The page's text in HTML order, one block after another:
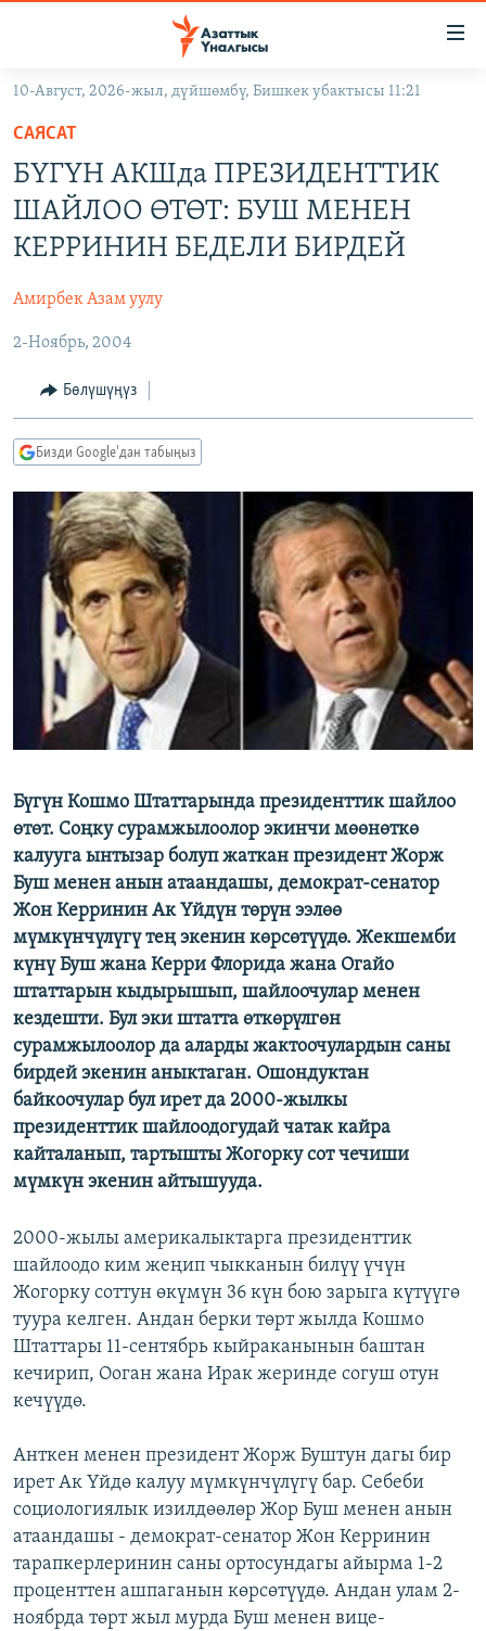
Навигацияга
өтүңүз
Издөөгө
салыңызКЫРГЫЗСТАН
САЯСАТ
МАДАНИЯТ
ДҮЙНӨ
ДҮЙНӨ
УКРАИНА
ТВ ПРОГРАММАЛАР
БҮГҮН АЗАТТЫКТА
ЭКСПЕРТТЕР ТАЛДАЙТ
ДАНИСТЕ
ЭЖЕ-СИҢДИЛЕР
АЗАТТЫК+
ЫҢГАЙСЫЗ СУРООЛОР
ПОДКАСТ
ӨЗГӨЧӨ ПИКИР
Русский
ОНЛАЙН ШЕРИНЕ
ЭЕ/АРнун бардык сайттары
10-Август, 2026-жыл, дүйшөмбү, Бишкек убактысы 11:21
САЯСАТ
БҮГҮН АКШда ПРЕЗИДЕНТТИК
ШАЙЛОО ӨТӨТ: БУШ МЕНЕН
КЕРРИНИН БЕДЕЛИ БИРДЕЙ
Амирбек Азам уулу
2-Ноябрь, 2004
Бөлүшүңүз
Бизди Google'дан табыңыз
Бүгүн Кошмо Штаттарында президенттик шайлоо
өтөт. Соңку сурамжылоолор экинчи мөөнөткө
калууга ынтызар болуп жаткан президент Жорж
Буш менен анын атаандашы, демократ-сенатор
Жон Керринин Ак Үйдүн төрүн ээлөө
мүмкүнчүлүгү тең экенин көрсөтүүдө. Жекшемби
күнү Буш жана Керри Флорида жана Огайо
штаттарын кыдырышып, шайлоочулар менен
кездешти. Бул эки штатта өткөрүлгөн
сурамжылоолор да аларды жактоочулардын саны
бирдей экенин аныктаган. Ошондуктан
байкоочулар бул ирет да 2000-жылкы
президенттик шайлоодогудай чатак кайра
кайталанып, тартышты Жогорку сот чечиши
мүмкүн экенин айтышууда.
2000-жылы америкалыктарга президенттик
шайлоодо ким жеңип чыкканын билүү үчүн
Жогорку соттун өкүмүн 36 күн бою зарыга күтүүгө
туура келген. Андан берки төрт жылда Кошмо
Штаттары 11-сентябрь кыйраканынын баштан
кечирип, Ооган жана Ирак жеринде согуш отун
кечүүдө.
Анткен менен президент Жорж Буштун дагы бир
ирет Ак Үйдө калуу мүмкүнчүлүгү бар. Себеби
социологиялык изилдөөлөр Жор Буш менен анын
атаандашы - демократ-сенатор Жон Керринин
тарапкерлеринин саны ортосундагы айырма 1-2
проценттен ашпаганын көрсөтүүдө. Андан улам 2-
ноябрда төрт жыл мурда Буш менен вице-